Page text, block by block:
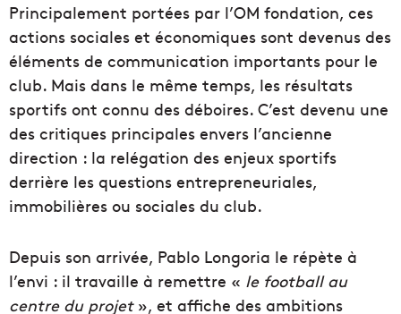
Principalement portées par l’OM fondation, ces
actions sociales et économiques sont devenus des
éléments de communication importants pour le
club. Mais dans le même temps, les résultats
sportifs ont connu des déboires. C’est devenu une
des critiques principales envers l’ancienne
direction : la relégation des enjeux sportifs
derrière les questions entrepreneuriales,
immobilières ou sociales du club.
Depuis son arrivée, Pablo Longoria le répète à
l’envi : il travaille à remettre « le football au
centre du projet», et affiche des ambitions